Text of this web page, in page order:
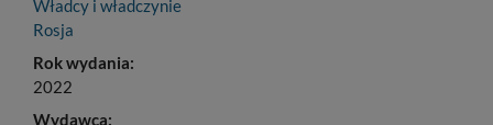
Władcy i władczynie
Rosja
Rok wydania:
2022
Wydawca: